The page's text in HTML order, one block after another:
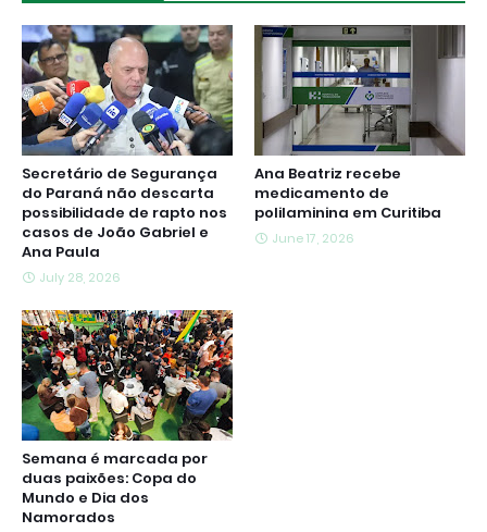
Secretário de Segurança
do Paraná não descarta
possibilidade de rapto nos
casos de João Gabriel e
Ana Paula
July 28, 2026
Ana Beatriz recebe
medicamento de
polilaminina em Curitiba
June 17, 2026
Semana é marcada por
duas paixões: Copa do
Mundo e Dia dos
Namorados